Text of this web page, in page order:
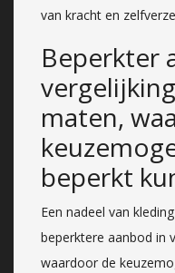
van kracht en
Beperkter
maten,
beperkt
Een nadeel van
beperktere aanbod in
waardoor de